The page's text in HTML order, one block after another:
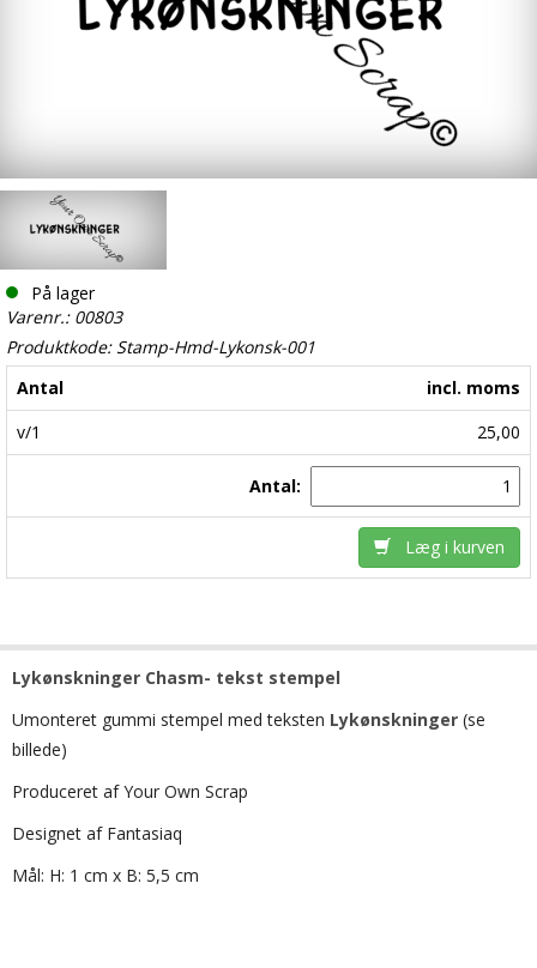
På lager
Varenr.: 00803
Produktkode: Stamp-Hmd-Lykonsk-001
Antal
incl. moms
v/1
25,00
Antal:
Læg i kurven
Lykønskninger Chasm- tekst stempel
Umonteret gummi stempel med teksten Lykønskninger (se
billede)
Produceret af Your Own Scrap
Designet af Fantasiaq
Mål: H: 1 cm x B: 5,5 cm